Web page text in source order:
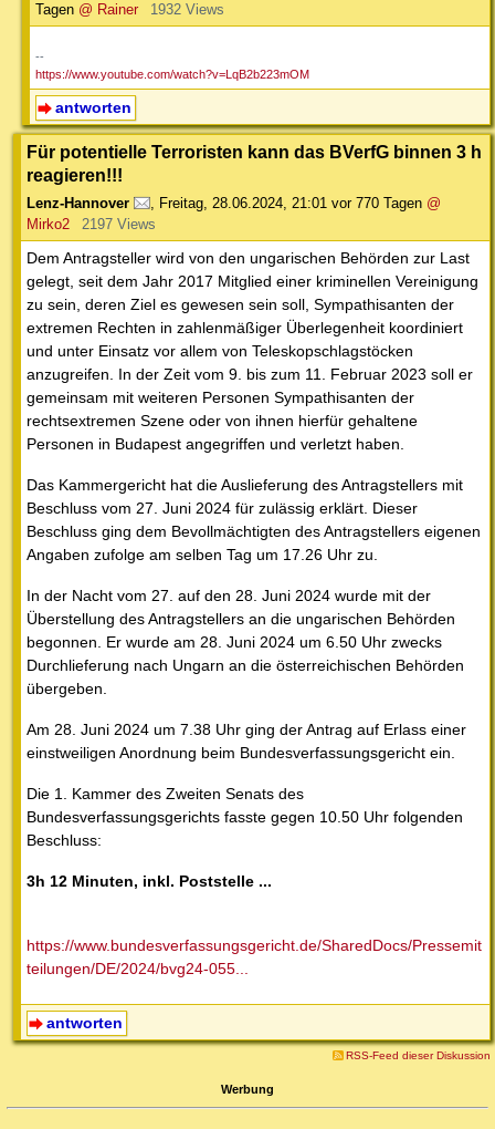
Tagen @ Rainer 1932 Views
--
https://www.youtube.com/watch?v=LqB2b223mOM
antworten
Für potentielle Terroristen kann das BVerfG binnen 3 h
reagieren!!!
Lenz-Hannover , Freitag, 28.06.2024, 21:01 vor 770 Tagen @
Mirko2
2197 Views
Dem Antragsteller wird von den ungarischen Behörden zur Last
gelegt, seit dem Jahr 2017 Mitglied einer kriminellen Vereinigung
zu sein, deren Ziel es gewesen sein soll, Sympathisanten der
extremen Rechten in zahlenmäßiger Überlegenheit koordiniert
und unter Einsatz vor allem von Teleskopschlagstöcken
anzugreifen. In der Zeit vom 9. bis zum 11. Februar 2023 soll er
gemeinsam mit weiteren Personen Sympathisanten der
rechtsextremen Szene oder von ihnen hierfür gehaltene
Personen in Budapest angegriffen und verletzt haben.
Das Kammergericht hat die Auslieferung des Antragstellers mit
Beschluss vom 27. Juni 2024 für zulässig erklärt. Dieser
Beschluss ging dem Bevollmächtigten des Antragstellers eigenen
Angaben zufolge am selben Tag um 17.26 Uhr zu.
In der Nacht vom 27. auf den 28. Juni 2024 wurde mit der
Überstellung des Antragstellers an die ungarischen Behörden
begonnen. Er wurde am 28. Juni 2024 um 6.50 Uhr zwecks
Durchlieferung nach Ungarn an die österreichischen Behörden
übergeben.
Am 28. Juni 2024 um 7.38 Uhr ging der Antrag auf Erlass einer
einstweiligen Anordnung beim Bundesverfassungsgericht ein.
Die 1. Kammer des Zweiten Senats des
Bundesverfassungsgerichts fasste gegen 10.50 Uhr folgenden
Beschluss:
3h 12 Minuten, inkl. Poststelle ...
https://www.bundesverfassungsgericht.de/SharedDocs/Pressemit
teilungen/DE/2024/bvg24-055...
antworten
RSS-Feed dieser Diskussion
Werbung